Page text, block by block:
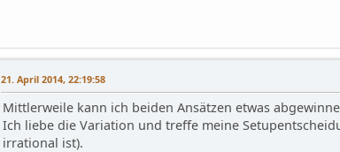
21. April 2014, 22:19:58
Mittlerweile kann ich beiden Ansätzen etwas
Ich liebe die Variation und treffe meine
irrational ist).